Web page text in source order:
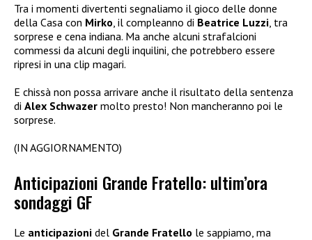
Tra i momenti divertenti segnaliamo il gioco delle donne
della Casa con Mirko , il compleanno di Beatrice Luzzi , tra
sorprese e cena indiana. Ma anche alcuni strafalcioni
commessi da alcuni degli inquilini, che potrebbero essere
ripresi in una clip magari.
E chissà non possa arrivare anche il risultato della sentenza
di Alex Schwazer molto presto! Non mancheranno poi le
sorprese.
(IN AGGIORNAMENTO)
Anticipazioni Grande Fratello: ultim’ora
sondaggi GF
Le anticipazioni del Grande Fratello le sappiamo, ma